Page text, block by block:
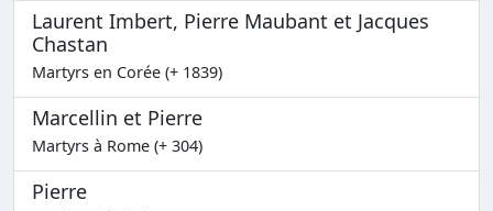
Laurent Imbert, Pierre Maubant et Jacques
Chastan
Martyrs en Corée (+ 1839)
Marcellin et Pierre
Martyrs à Rome (+ 304)
Pierre